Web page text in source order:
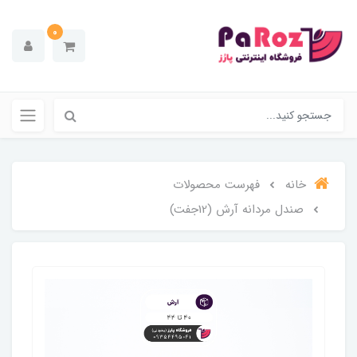
0
خانه
فهرست محصولات
صندل مردانه آرش (12جفت)